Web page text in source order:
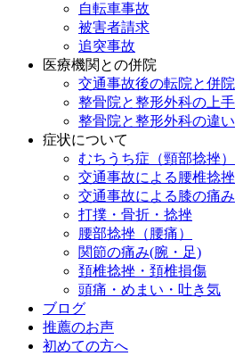
自転車事故
被害者請求
追突事故
医療機関との併院
交通事故後の転院と併院
整骨院と整形外科の上
整骨院と整形外科の違い
症状について
むちうち症（頸部捻挫）
交通事故による腰椎捻
交通事故による膝の痛み
打撲・骨折・捻挫
腰部捻挫（腰痛）
関節の痛み(腕・足)
頚椎捻挫・頚椎損傷
頭痛・めまい・吐き気
ブログ
推薦のお声
初めての方へ